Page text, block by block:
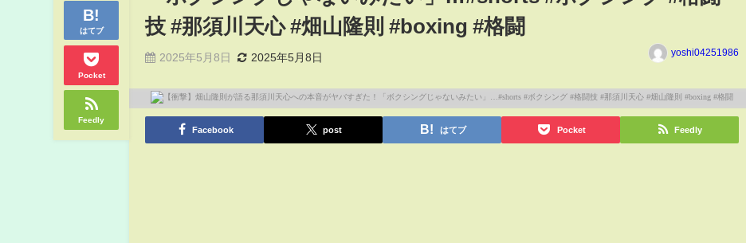
はてブ
Pocket
Feedly
技 #那須川天心 #畑山隆則 #boxing #格闘
2025年5月8日 2025年5月8日 yoshi04251986
Facebook post はてブ Pocket Feedly